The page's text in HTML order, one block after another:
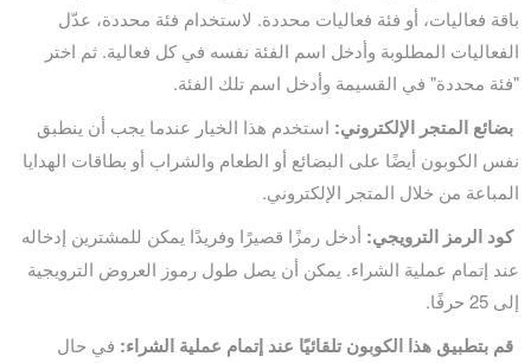
باقة فعاليات، أو فئة فعاليات محددة. لاستخدام فئة محددة، عدّل
الفعاليات المطلوبة وأدخل اسم الفئة نفسه في كل فعالية. ثم اختر
"فئة محددة" في القسيمة وأدخل اسم تلك الفئة.
بضائع المتجر الإلكتروني: استخدم هذا الخيار عندما يجب أن ينطبق
نفس الكوبون أيضًا على البضائع أو الطعام والشراب أو بطاقات الهدايا
المباعة من خلال المتجر الإلكتروني.
كود الرمز الترويجي: أدخل رمزًا قصيرًا وفريدًا يمكن للمشترين إدخاله
عند إتمام عملية الشراء. يمكن أن يصل طول رموز العروض الترويجية
إلى 25 حرفًا.
قم بتطبيق هذا الكوبون تلقائيًا عند إتمام عملية الشراء: في حال